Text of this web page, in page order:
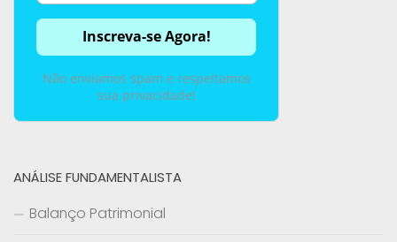
Não enviamos spam e respeitamos
sua privacidade!
ANÁLISE FUNDAMENTALISTA
Balanço Patrimonial